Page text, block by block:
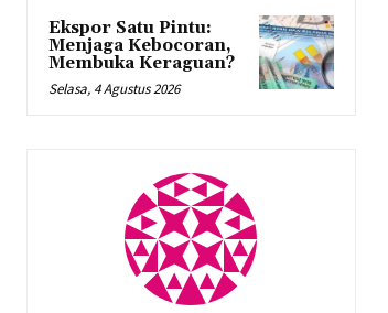
Ekspor Satu Pintu:
Menjaga Kebocoran,
Membuka Keraguan?
Selasa, 4 Agustus 2026